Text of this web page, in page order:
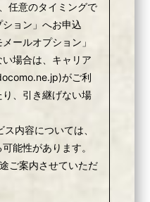
任意のタイミングで
ション」へお申込
ールオプション」
場合は、キャリア
がご利
、引き継げない場
内容については、
能性があります。
ご案内させていただ